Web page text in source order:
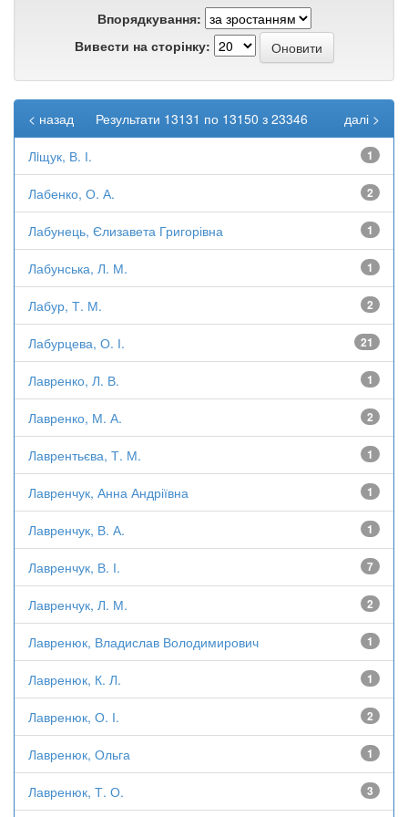
Впорядкування:
Вивести на сторінку:
Результати 13131 по 13150 з 23346
< назад далі >
Лiщук, В. І. 1
Лабенко, О. А. 2
Лабунець, Єлизавета Григорівна 1
Лабунська, Л. М. 1
Лабур, Т. М. 2
Лабурцева, О. І. 21
Лавренко, Л. В. 1
Лавренко, М. А. 2
Лаврентьєва, Т. М. 1
Лавренчук, Анна Андріївна 1
Лавренчук, В. А. 1
Лавренчук, В. І. 7
Лавренчук, Л. М. 2
Лавренюк, Владислав Володимирович 1
Лавренюк, К. Л. 1
Лавренюк, О. І. 2
Лавренюк, Ольга 1
Лавренюк, Т. О. 3